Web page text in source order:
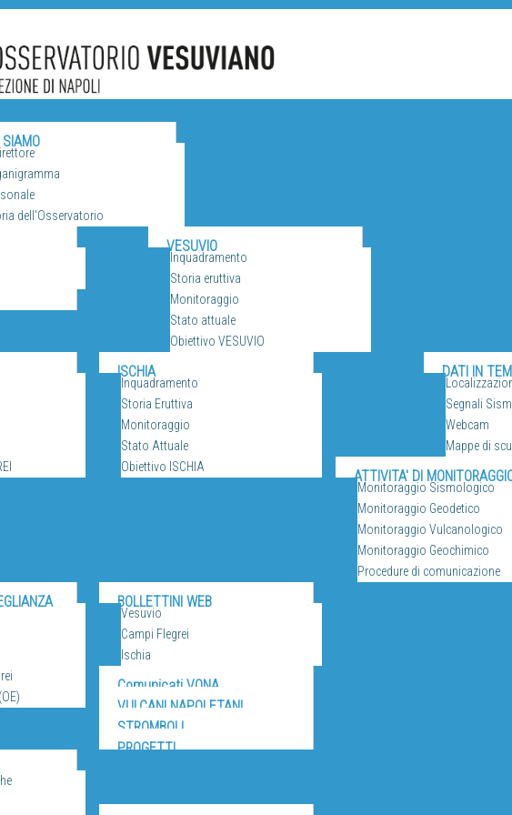
SIAMO
dell'Osservatorio
VULCANI
VESUVIO
Inquadramento
Storia eruttiva
Monitoraggio
Stato attuale
Obiettivo VESUVIO
ISCHIA
Inquadramento
Storia Eruttiva
Monitoraggio
Stato Attuale
Obiettivo ISCHIA
SORVEGLIANZA
DATI IN
Segnali
Webcam
Mappe di
ATTIVITA' DI
Monitoraggio Sismologico
Monitoraggio Geodetico
Monitoraggio Vulcanologico
Monitoraggio Geochimico
Procedure di comunicazione
BOLLETTINI WEB
Vesuvio
Campi Flegrei
Ischia
Comunicati VONA
RICERCA
VULCANI NAPOLETANI
STROMBOLI
PROGETTI
SERVIZI E RISORSE